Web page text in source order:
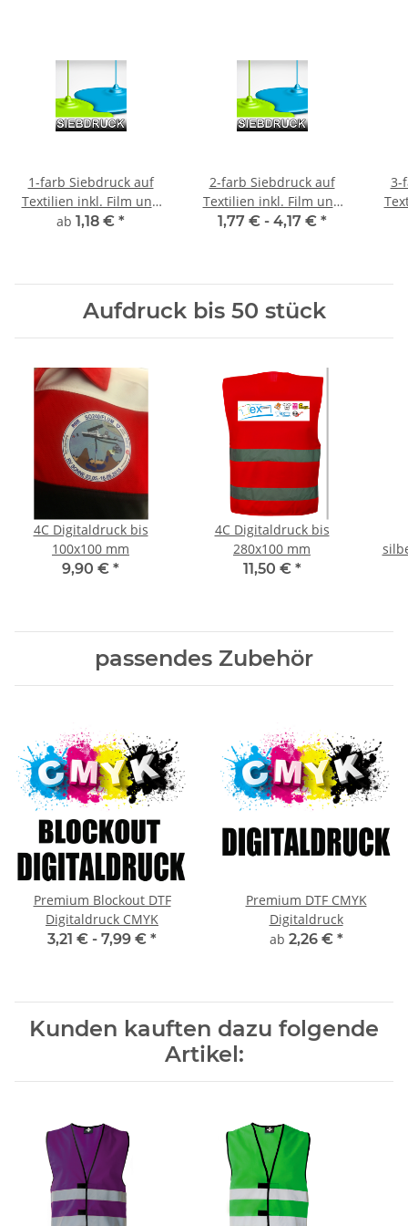
1-farb Siebdruck auf
Textilien inkl. Film und
Sieberstellung
ab 1,18 € *
2-farb Siebdruck auf
Textilien inkl. Film und
Sieberstellung
1,77 € - 4,17 € *
3-
Aufdruck bis 50 stück
4C Digitaldruck bis
100x100 mm
9,90 € *
4C Digitaldruck bis
280x100 mm
11,50 € *
passendes Zubehör
Premium Blockout DTF
Digitaldruck CMYK
3,21 € - 7,99 € *
Premium DTF CMYK
Digitaldruck
ab 2,26 € *
Kunden kauften dazu folgende
Artikel: